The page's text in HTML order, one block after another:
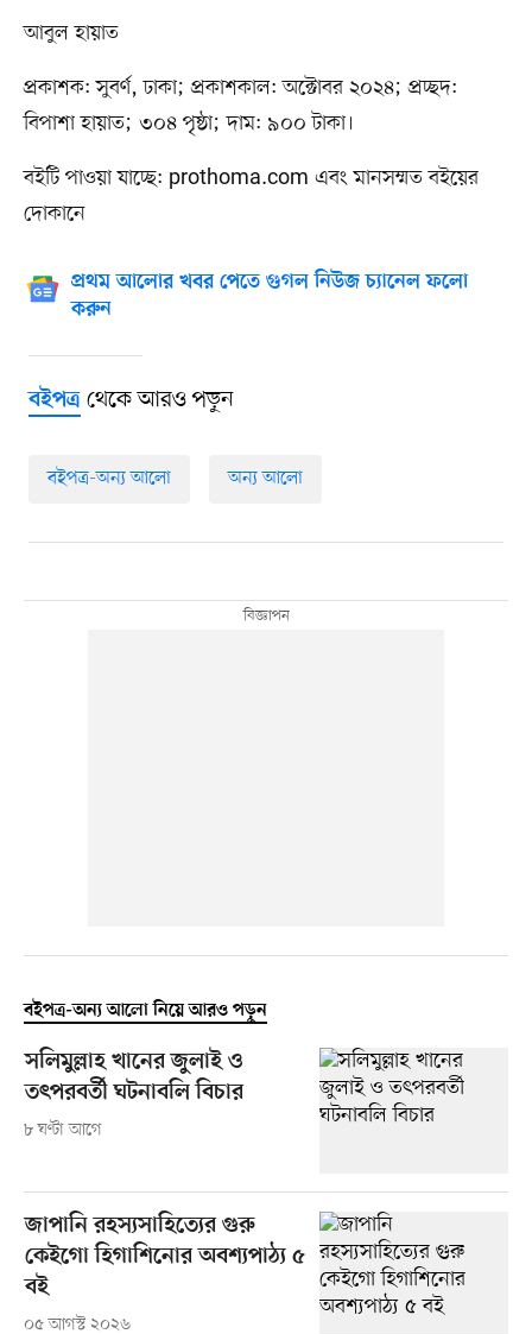
আবুল হায়াত
প্রকাশক: সুবর্ণ, ঢাকা; প্রকাশকাল: অক্টোবর ২০২৪; প্রচ্ছদ:
বিপাশা হায়াত; ৩০৪ পৃষ্ঠা; দাম: ৯০০ টাকা।
বইটি পাওয়া যাচ্ছে: prothoma.com এবং মানসম্মত বইয়ের
দোকানে
প্রথম আলোর খবর পেতে গুগল নিউজ চ্যানেল ফলো
করুন
বইপত্রথেকে আরও পড়ুন
বইপত্র-অন্য আলো অন্য আলো
বইপত্র-অন্য আলো নিয়ে আরও পড়ুন
সলিমুল্লাহ খানের জুলাই ও
তৎপরবর্তী ঘটনাবলি বিচার
৮ ঘণ্টা আগে
জাপানি রহস্যসাহিত্যের গুরু
কেইগো হিগাশিনোর অবশ্যপাঠ্য ৫
বই
০৫ আগস্ট ২০২৬